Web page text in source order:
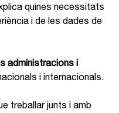
quines necessitats
i de les dades de
administracions i
i internacionals.
treballar junts i amb